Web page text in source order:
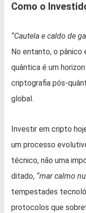
Como o
“Cautela e caldo de
No entanto, o pânico
quântica é um
criptografia pós-
global.
Investir em cripto
um processo
técnico, não uma
ditado, “mar calmo
tempestades
protocolos que